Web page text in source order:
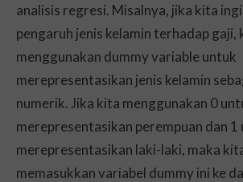
analisis regresi. Misalnya, jika kita
pengaruh jenis kelamin terhadap gaji,
menggunakan dummy variable untuk
merepresentasikan jenis kelamin
numerik. Jika kita menggunakan 0
merepresentasikan perempuan dan 1
merepresentasikan laki-laki, maka
memasukkan variabel dummy ini ke